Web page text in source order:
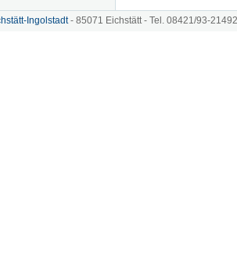
Ingolstadt- 85071 Eichstätt - Tel. 08421/93-